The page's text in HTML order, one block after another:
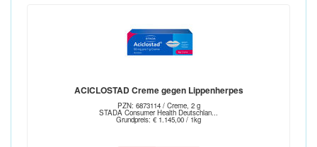
ACICLOSTAD Creme gegen Lippenherpes
PZN: 6873114 / Creme, 2 g
STADA Consumer Health Deutschlan...
Grundpreis: € 1.145,00 / 1kg